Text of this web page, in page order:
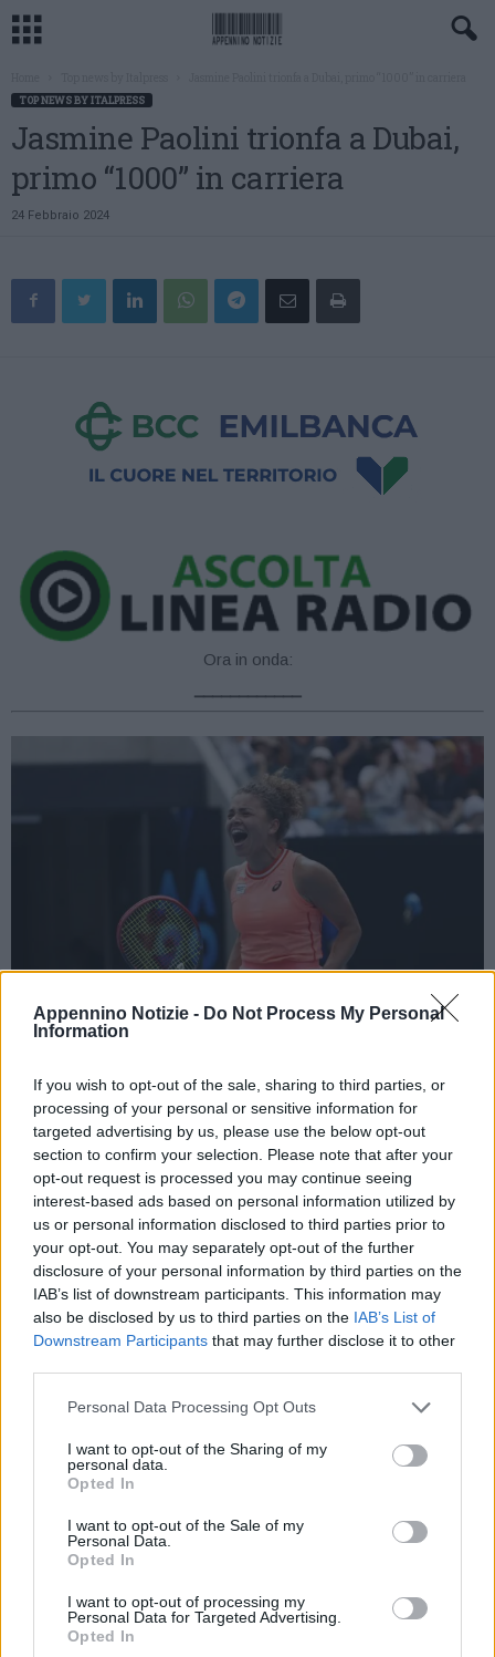
Appennino Notizie - Do Not Process My Personal
Information
If you wish to opt-out of the sale, sharing to third parties, or
processing of your personal or sensitive information for
targeted advertising by us, please use the below opt-out
section to confirm your selection. Please note that after your
opt-out request is processed you may continue seeing
interest-based ads based on personal information utilized by
us or personal information disclosed to third parties prior to
your opt-out. You may separately opt-out of the further
disclosure of your personal information by third parties on the
IAB’s list of downstream participants. This information may
also be disclosed by us to third parties on the IAB’s List of
Downstream Participants that may further disclose it to other
Personal Data Processing Opt Outs
I want to opt-out of the Sharing of my
personal data.
Opted In
I want to opt-out of the Sale of my
Personal Data.
Opted In
I want to opt-out of processing my
Personal Data for Targeted Advertising.
Opted In
TOP NEWS BY ITALPRESS
Jasmine Paolini trionfa a Dubai,
primo “1000” in carriera
24 Febbraio 2024
Ora in onda:
DUBAI (EMIRATI ARABI) (ITALPRESS) – Jasmine Paolini
esce vittoriosa dalla finale del “Duty Free Tennis
Championships”, secondo Wta 1000 della stagione dotato di un
montepremi complessivo di 3.211.715 dollari, avviato alla
conclusione sul cemento di Dubai, negli Emirati Arabi Uniti. La
28enne di Castelnuovo di Garfagnana, numero 26 Wta, si impone
per 4-6 7-5 7-5 dopo due ore e 13 minuti di gioco sulla russa
Anna Kalynskaya, numero 40 del mondo, passata attraverso le
qualificazioni e che ieri a sorpresa aveva eliminato la polacca Iga
Swiatek, regina del tennis mondiale. Secondo titolo in carriera – il
Portoroz nel 2021, corredato anche dal best ranking: da lunedì
molto contenta, è stato un match durissimo – commenta – Lei
ha giocato a un livello incredibile per tutta la settimana ma sono
stata brava a rientrare in partita e a lottare per ogni punto
pensando che potevo farcela. Sono orgogliosa di me stessa e di
che ho vinto, soprattutto la prima – il riferimento al match con
Haddad Maia, dove era sotto di un set e di un break – Essere poi